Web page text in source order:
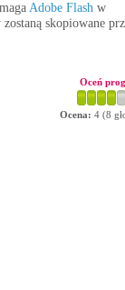
Adobe Flash w
skopiowane
Oceń
Ocena: 4 (8